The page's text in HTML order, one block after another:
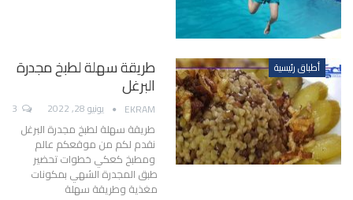
أطباق رئيسية طريقة سهلة لطبخ مجدرة
البرغل
EKRAM يونيو 28, 2022
طريقة سهلة لطبخ مجدرة البرغل
نقدم لكم من موقعكم عالم
ومطبخ كعكي خطوات تحضير
طبق المجدرة الشهي بمكونات
مغذية وطريقة سهلة